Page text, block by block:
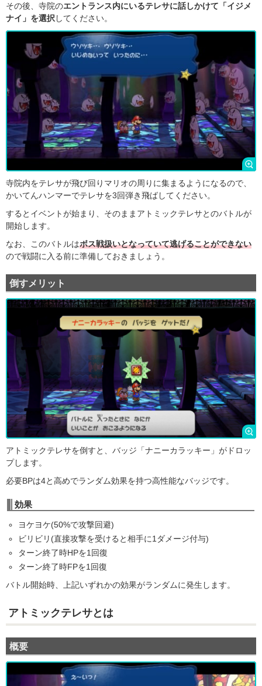
その後、寺院のエントランス内にいるテレサに話しかけて「イジメ
ナイ」を選択 してください。
寺院内をテレサが飛び回りマリオの周りに集まるようになるので、
かいてんハンマーでテレサを3回弾き飛ばしてください。
するとイベントが始まり、そのままアトミックテレサとのバトルが
開始します。
なお、このバトルはボス戦扱いとなっていて逃げることができない
ので戦闘に入る前に準備しておきましょう。
倒すメリット
アトミックテレサを倒すと、バッジ「ナニーカラッキー」がドロッ
プします。
必要BPは4と高めでランダム効果を持つ高性能なバッジです。
効果
ヨケヨケ(50%で攻撃回避)
ビリビリ(直接攻撃を受けると相手に1ダメージ付与)
ターン終了時HPを1回復
ターン終了時FPを1回復
バトル開始時、上記いずれかの効果がランダムに発生します。
アトミックテレサとは
概要